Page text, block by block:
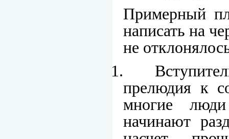
Примерный
написать на
не
1.
прелюдия к
многие
начинают